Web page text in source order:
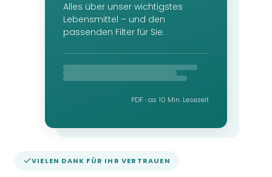
VIELEN DANK FÜR IHR VERTRAUEN
Alles über unser wichtigstes
Lebensmittel – und den
passenden Filter für Sie.
PDF · ca. 10 Min. Lesezeit